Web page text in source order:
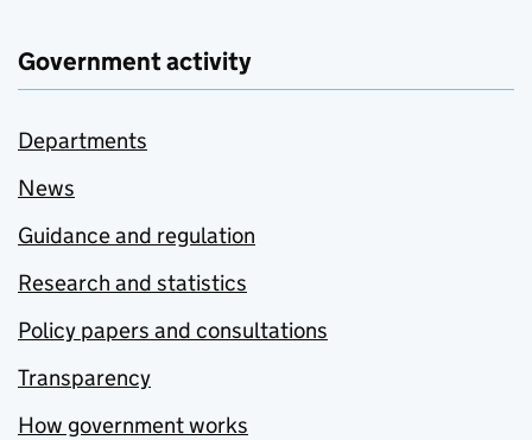
Government activity
Departments
News
Guidance and regulation
Research and statistics
Policy papers and consultations
Transparency
How government works